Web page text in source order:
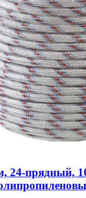
прядный,